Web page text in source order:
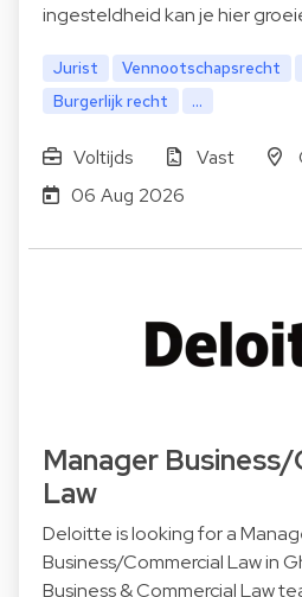
ingesteldheid kan je hier
Jurist Vennootschapsrecht
Burgerlijk recht
...
Voltijds Vast
06 Aug 2026
Manager
Law
Deloitte is looking for a
Business/Commercial Law in
Business & Commercial Law